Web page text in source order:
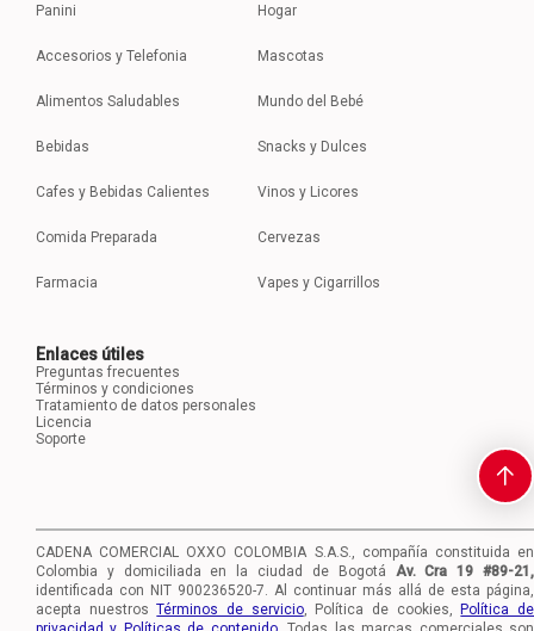
Panini
Accesorios y Telefonia
Alimentos Saludables
Bebidas
Cafes y Bebidas Calientes
Comida Preparada
Farmacia
Hogar
Mascotas
Mundo del Bebé
Snacks y Dulces
Vinos y Licores
Cervezas
Vapes y Cigarrillos
Enlaces útiles
Preguntas frecuentes
Términos y condiciones
Tratamiento de datos personales
Licencia
Soporte
CADENA COMERCIAL OXXO COLOMBIA S.A.S., compañía constituida en
Colombia y domiciliada en la ciudad de Bogotá Av. Cra 19 #89-21,
identificada con NIT 900236520-7. Al continuar más allá de esta página,
acepta nuestrosTérminos de servicio, Política de cookies,
Política de